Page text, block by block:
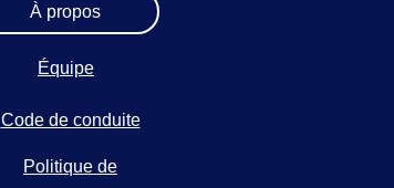
À propos
Équipe
Code de conduite
Politique de